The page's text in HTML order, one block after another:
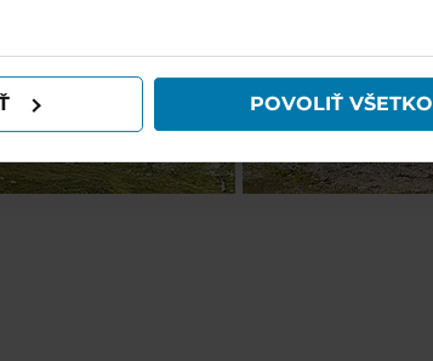
POVOLIŤ VŠETKO